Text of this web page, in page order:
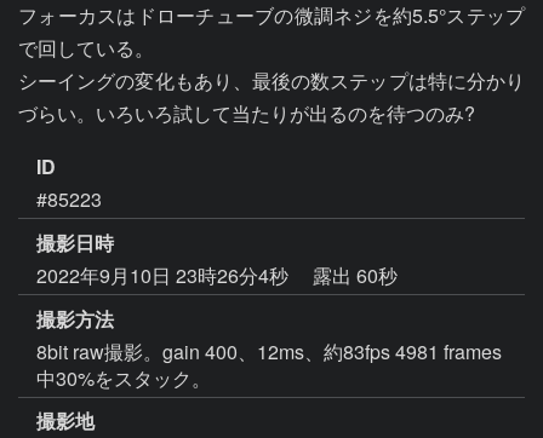
フォーカスはドローチューブの微調ネジを約5.5°ステップ
で回している。
シーイングの変化もあり、最後の数ステップは特に分かり
づらい。いろいろ試して当たりが出るのを待つのみ?
ID
#85223
撮影日時
2022年9月10日 23時26分4秒
露出 60秒
撮影方法
8bit raw撮影。gain 400、12ms、約83fps 4981 frames
中30%をスタック。
撮影地